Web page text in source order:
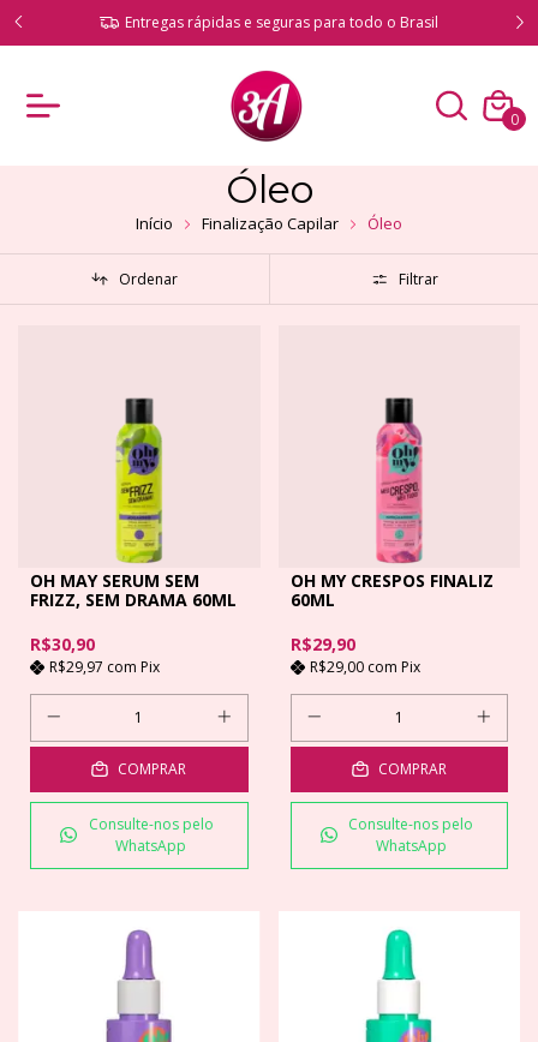
Brasil
Compre com total segurança e produtos originais
garantidos
0
Óleo
Início Finalização Capilar Óleo
Ordenar Filtrar
OH MAY SERUM SEM
FRIZZ, SEM DRAMA 60ML
R$30,90
R$29,97 com Pix
COMPRAR
Consulte-nos pelo
WhatsApp
OH MY CRESPOS FINALIZ
60ML
R$29,90
R$29,00 com Pix
COMPRAR
Consulte-nos pelo
WhatsApp